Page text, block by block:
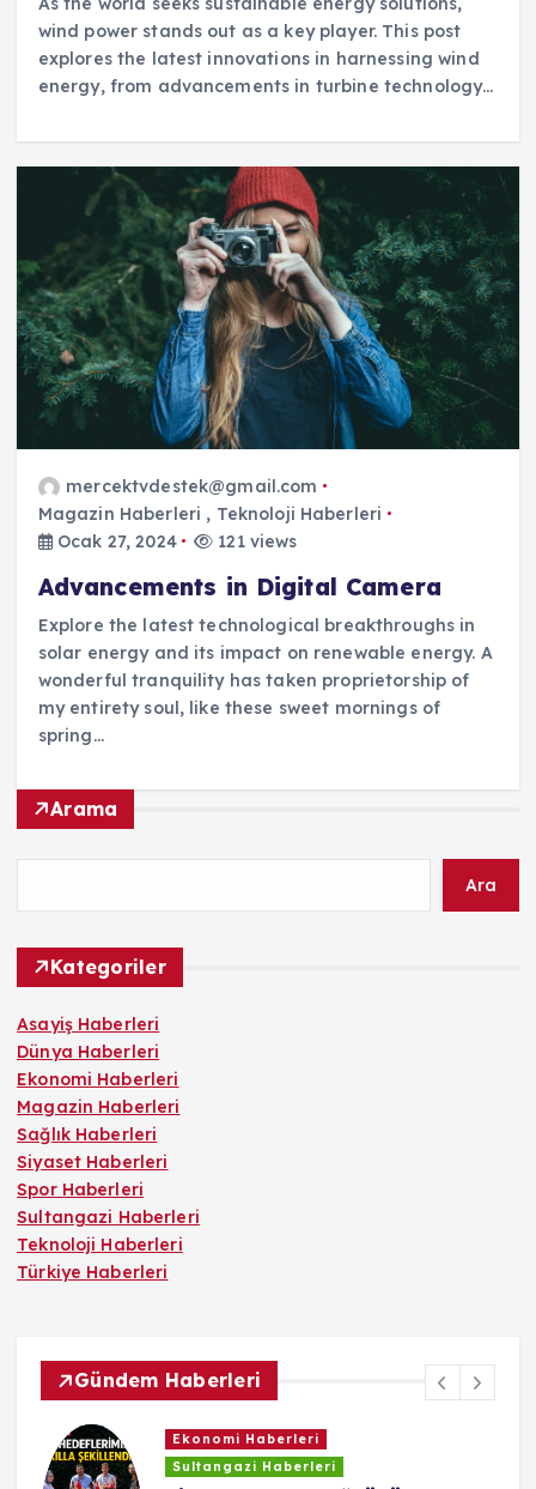
wind power stands out as a key player. This post
explores the latest innovations in harnessing wind
energy, from advancements in turbine technology…
mercektvdestek@gmail.com
Magazin Haberleri , Teknoloji Haberleri
Ocak 27, 2024
121 views
Advancements in Digital Camera
Explore the latest technological breakthroughs in
solar energy and its impact on renewable energy. A
wonderful tranquility has taken proprietorship of
my entirety soul, like these sweet mornings of
spring…
Arama
Ara
Kategoriler
Asayiş Haberleri
Dünya Haberleri
Ekonomi Haberleri
Magazin Haberleri
Sağlık Haberleri
Siyaset Haberleri
Spor Haberleri
Sultangazi Haberleri
Teknoloji Haberleri
Türkiye Haberleri
Gündem Haberleri
Ekonomi Haberleri
Sultangazi Haberleri